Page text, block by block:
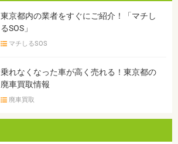
東京都内の業者をすぐにご紹介！「マチし
るSOS」
マチしるSOS
乗れなくなった車が高く売れる！東京都の
廃車買取情報
廃車買取